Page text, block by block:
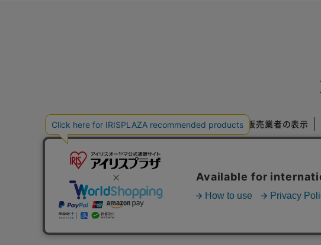
特定商取引法に基づく通信販売業者の表示